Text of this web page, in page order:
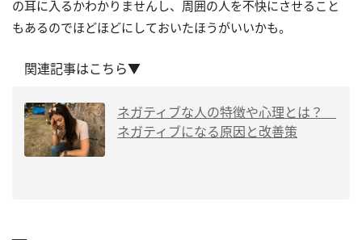
の耳に入るかわかりませんし、周囲の人を不快にさせること
もあるのでほどほどにしておいたほうがいいかも。
関連記事はこちら▼
ネガティブな人の特徴や心理とは？
ネガティブになる原因と改善策